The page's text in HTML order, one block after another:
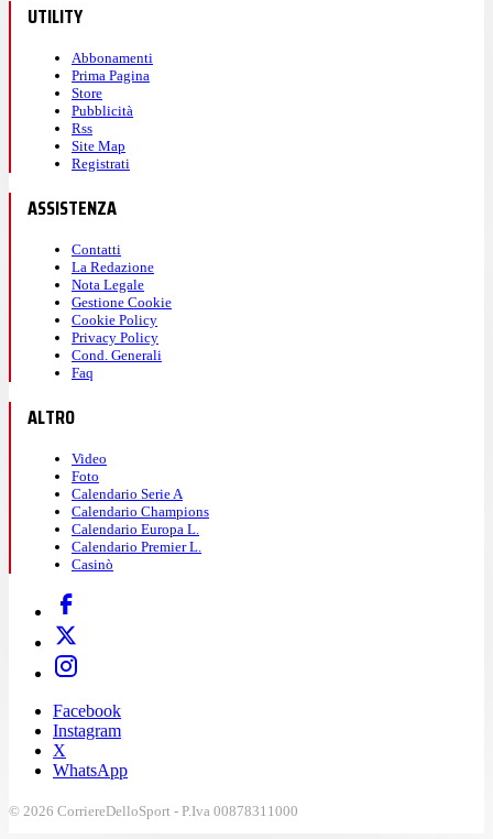
UTILITY
Abbonamenti
Prima Pagina
Store
Pubblicità
Rss
Site Map
Registrati
ASSISTENZA
Contatti
La Redazione
Nota Legale
Gestione Cookie
Cookie Policy
Privacy Policy
Cond. Generali
Faq
ALTRO
Video
Foto
Calendario Serie A
Calendario Champions
Calendario Europa L.
Calendario Premier L.
Casinò
Facebook
Instagram
X
WhatsApp
© 2026 CorriereDelloSport - P.Iva 00878311000